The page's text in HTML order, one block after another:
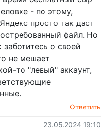
- по этому,
просто так даст
файл. Но
о своей
не мешает
то "левый" аккаунт,
Ответить
23.05.2024 19:10